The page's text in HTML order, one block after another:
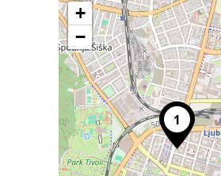
+
−